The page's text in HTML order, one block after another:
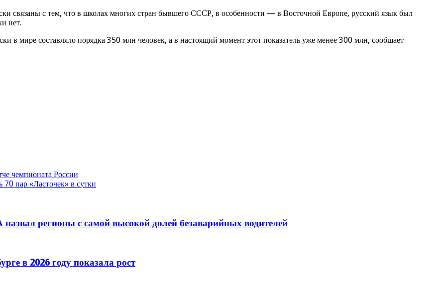
связаны с тем, что в школах многих стран бывшего СССР, в особенности — в Восточной Европе, русский язык был
нет.
в мире составляло порядка 350 млн человек, а в настоящий момент этот показатель уже менее 300 млн, сообщает
чемпионата России
пар «Ласточек» в сутки
регионы с самой высокой долей безаварийных водителей
в 2026 году показала рост